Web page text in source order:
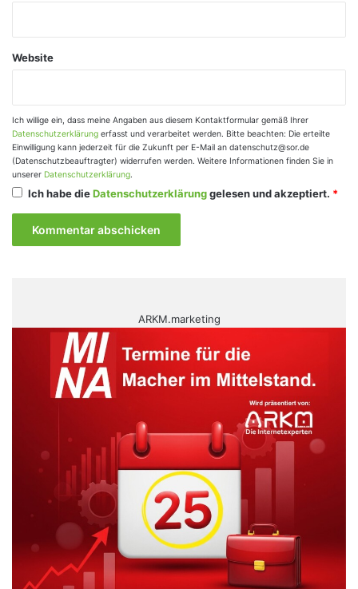
Website
Ich willige ein, dass meine Angaben aus diesem Kontaktformular gemäß Ihrer
Datenschutzerklärung erfasst und verarbeitet werden. Bitte beachten: Die erteilte
Einwilligung kann jederzeit für die Zukunft per E-Mail an datenschutz@sor.de
(Datenschutzbeauftragter) widerrufen werden. Weitere Informationen finden Sie in
unserer Datenschutzerklärung.
Ich habe dieDatenschutzerklärunggelesen und akzeptiert. *
ARKM.marketing